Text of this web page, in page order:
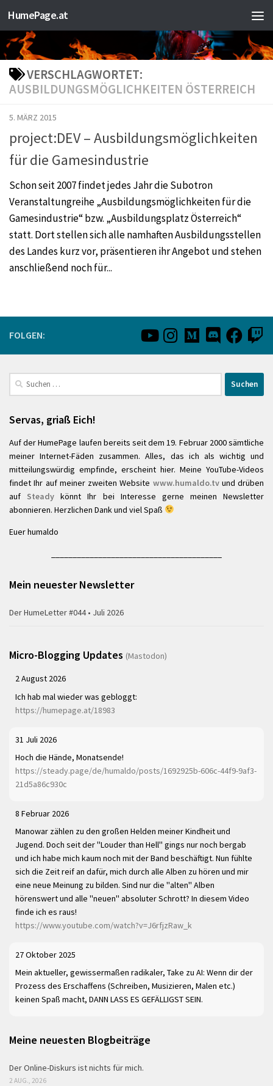
Zum Inhalt springen
HumePage.at
VERSCHLAGWORTET:
AUSBILDUNGSMÖGLICHKEITEN ÖSTERREICH
5. MÄRZ 2015
project:DEV – Ausbildungsmöglichkeiten
für die Gamesindustrie
Schon seit 2007 findet jedes Jahr die Subotron
Veranstaltungreihe „Ausbildungsmöglichkeiten für die
Gamesindustrie“ bzw. „Ausbildungsplatz Österreich“
statt. Dort stellen sich alle namhaften Ausbildungsstellen
des Landes kurz vor, präsentieren ihr Angebot und stehen
anschließend noch für...
FOLGEN:
Suchen
nach:
Servas, griaß Eich!
Auf der HumePage laufen bereits seit dem 19. Februar 2000 sämtliche
meiner Internet-Fäden zusammen. Alles, das ich als wichtig und
mitteilungswürdig empfinde, erscheint hier. Meine YouTube-Videos
findet Ihr auf meiner zweiten Website www.humaldo.tvund drüben
auf Steady könnt Ihr bei Interesse gerne meinen Newsletter
abonnieren. Herzlichen Dank und viel Spaß
Euer humaldo
Mein neuester Newsletter
Der HumeLetter #044 • Juli 2026
Micro-Blogging Updates (Mastodon)
2 August 2026
Ich hab mal wieder was gebloggt:
https://humepage.at/18983
31 Juli 2026
Hoch die Hände, Monatsende!
https://steady.page/de/humaldo/posts/1692925b-606c-44f9-9af3-
21d5a86c930c
8 Februar 2026
Manowar zählen zu den großen Helden meiner Kindheit und
Jugend. Doch seit der "Louder than Hell" gings nur noch bergab
und ich habe mich kaum noch mit der Band beschäftigt. Nun fühlte
sich die Zeit reif an dafür, mich durch alle Alben zu hören und mir
eine neue Meinung zu bilden. Sind nur die "alten" Alben
hörenswert und alle "neuen" absoluter Schrott? In diesem Video
finde ich es raus!
https://www.youtube.com/watch?v=J6rfjzRaw_k
27 Oktober 2025
Mein aktueller, gewissermaßen radikaler, Take zu AI: Wenn dir der
Prozess des Erschaffens (Schreiben, Musizieren, Malen etc.)
keinen Spaß macht, DANN LASS ES GEFÄLLIGST SEIN.
Meine neuesten Blogbeiträge
Der Online-Diskurs ist nichts für mich.
2 AUG., 2026